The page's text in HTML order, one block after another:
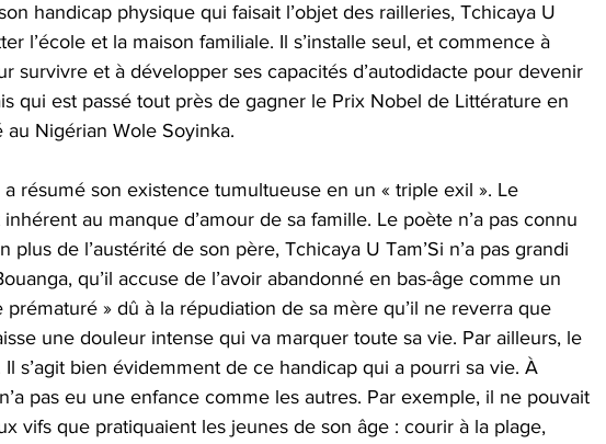
handicap physique qui faisait l’objet des railleries, Tchicaya U
l’école et la maison familiale. Il s’installe seul, et commence à
survivre et à développer ses capacités d’autodidacte pour devenir
qui est passé tout près de gagner le Prix Nobel de Littérature en
Nigérian Wole Soyinka.
résumé son existence tumultueuse en un « triple exil ». Le
au manque d’amour de sa famille. Le poète n’a pas connu
plus de l’austérité de son père, Tchicaya U Tam’Si n’a pas grandi
qu’il accuse de l’avoir abandonné en bas-âge comme un
prématuré » dû à la répudiation de sa mère qu’il ne reverra que
une douleur intense qui va marquer toute sa vie. Par ailleurs, le
s’agit bien évidemment de ce handicap qui a pourri sa vie. À
pas eu une enfance comme les autres. Par exemple, il ne pouvait
vifs que pratiquaient les jeunes de son âge : courir à la plage,